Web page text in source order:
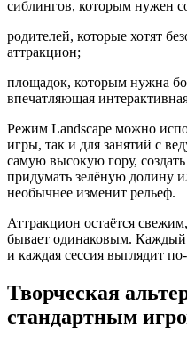
сиблингов, которым нужен
родителей, которые хотят
аттракцион;
площадок, которым нужна
впечатляющая
Режим Landscape можно
игры, так и для занятий с
самую высокую гору,
придумать зелёную долину
необычнее изменит рельеф.
Аттракцион остаётся
бывает одинаковым. Каждый
и каждая сессия выглядит
Творческая
стандартным